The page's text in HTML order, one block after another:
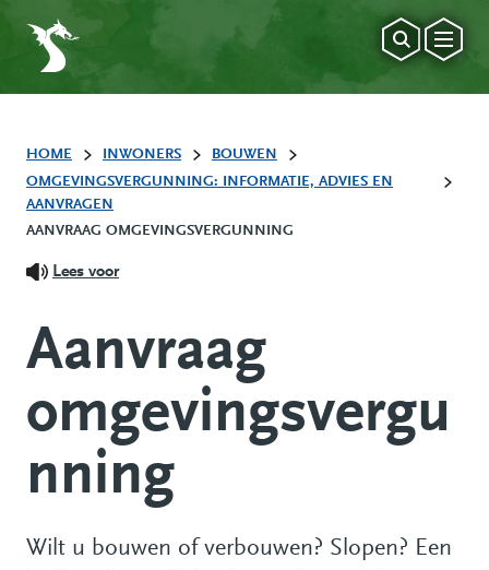
HOME INWONERS
BOUWEN
OMGEVINGSVERGUNNING: INFORMATIE, ADVIES EN
AANVRAGEN
AANVRAAG OMGEVINGSVERGUNNING
Lees voor
Aanvraag
omgevingsvergu
nning
Wilt u bouwen of verbouwen? Slopen? Een